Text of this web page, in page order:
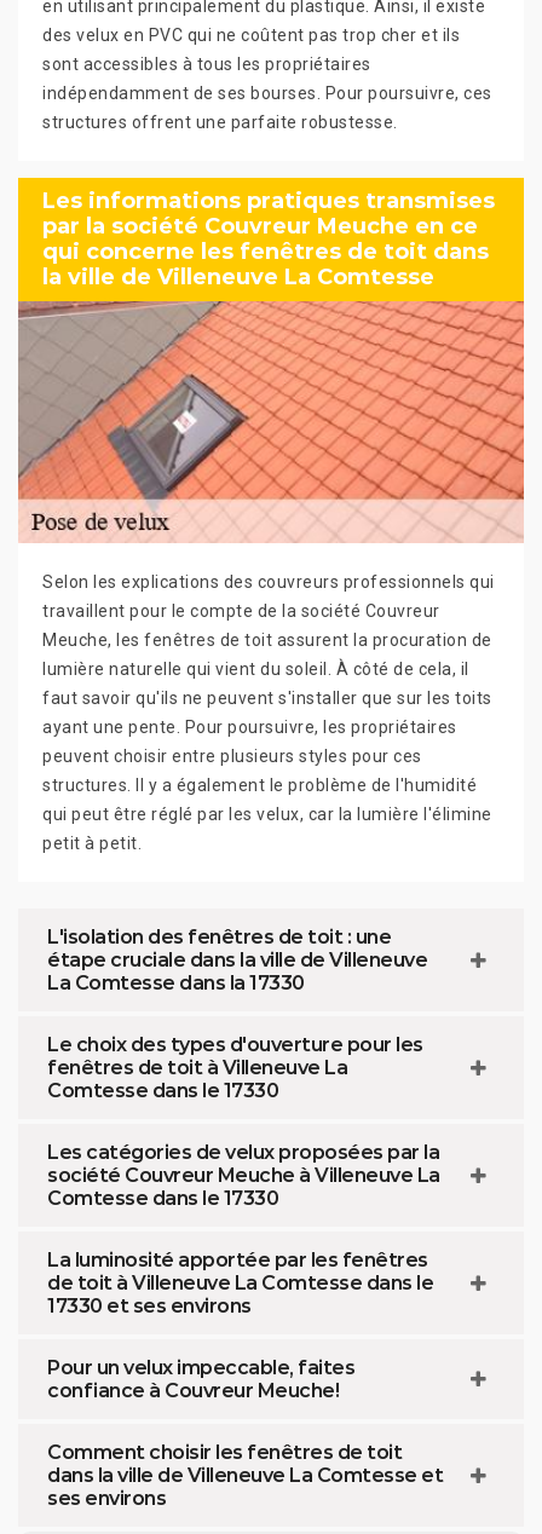
en utilisant principalement du plastique. Ainsi, il existe
des velux en PVC qui ne coûtent pas trop cher et ils
sont accessibles à tous les propriétaires
indépendamment de ses bourses. Pour poursuivre, ces
structures offrent une parfaite robustesse.
Les informations pratiques transmises
par la société Couvreur Meuche en ce
qui concerne les fenêtres de toit dans
la ville de Villeneuve La Comtesse
Selon les explications des couvreurs professionnels qui
travaillent pour le compte de la société Couvreur
Meuche, les fenêtres de toit assurent la procuration de
lumière naturelle qui vient du soleil. À côté de cela, il
faut savoir qu'ils ne peuvent s'installer que sur les toits
ayant une pente. Pour poursuivre, les propriétaires
peuvent choisir entre plusieurs styles pour ces
structures. Il y a également le problème de l'humidité
qui peut être réglé par les velux, car la lumière l'élimine
petit à petit.
L'isolation des fenêtres de toit : une
étape cruciale dans la ville de Villeneuve
La Comtesse dans la 17330
Le choix des types d'ouverture pour les
fenêtres de toit à Villeneuve La
Comtesse dans le 17330
Les catégories de velux proposées par la
société Couvreur Meuche à Villeneuve La
Comtesse dans le 17330
La luminosité apportée par les fenêtres
de toit à Villeneuve La Comtesse dans le
17330 et ses environs
Pour un velux impeccable, faites
confiance à Couvreur Meuche!
Comment choisir les fenêtres de toit
dans la ville de Villeneuve La Comtesse et
ses environs